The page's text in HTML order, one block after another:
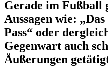
Gerade im Fußball
Aussagen wie:
Pass“ oder
Gegenwart auch
Äußerungen